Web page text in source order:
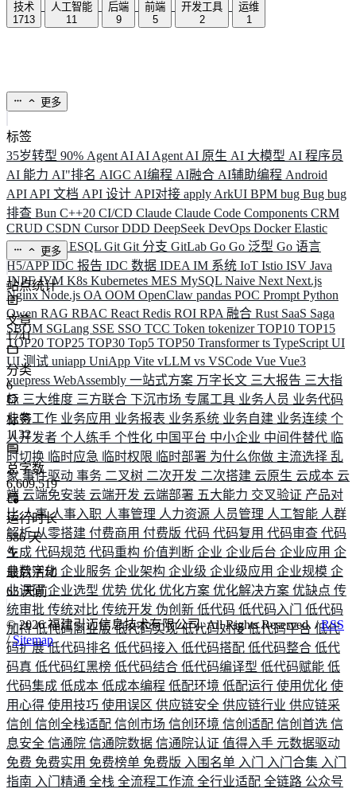
技术
1713
人工智能
11
后端
9
前端
5
开发工具
2
运维
1
更多
标签
35岁转型 90% Agent AI AI Agent AI 原生 AI 大模型 AI 程序员
AI 能力 AI"排名 AIGC AI编程 AI融合 AI辅助编程 Android
API API 文档 API 设计 API对接 apply ArkUI BPM bug Bug bug
排查 Bun C++20 CI/CD Claude Claude Code Components CRM
CRUD CSDN CursorDDD DeepSeek DevOps DockerElastic
ELK ElysiaESQL Git Git 分支 GitLab Go Go 泛型 Go 语言
H5/APPIDC 报告 IDC 数据 IDEA IM 系统 IoT Istio ISV Java
JNPFJVM K8s Kubernetes MES MySQL Naive Next Next.js
NginxNode.js OA OOM OpenClaw pandas POC Prompt Python
Qwen RAG RBAC React Redis ROI RPA 融合 Rust SaaS Saga
SBOM SGLang SSE SSO TCC Token tokenizerTOP10 TOP15
TOP20 TOP25 TOP30 Top5 TOP50 Transformerts TypeScript UI
UI 测试 uniapp UniApp Vite vLLM vs VSCode Vue Vue3
vuepress WebAssembly 一站式方案 万字长文 三大报告 三大指
标 三大维度 三方联合 下沉市场 专属工具 业务人员 业务代码
业务工作 业务应用 业务报表 业务系统 业务自建 业务连续 个
人开发者 个人练手 个性化 中国平台 中小企业 中间件替代 临
时切换 临时应急 临时权限 临时部署 为什么你做 主流选择 乱
象 事件驱动 事务 二叉树 二次开发 二次搭建 云原生 云成本 云
端 云端免安装 云端开发 云端部署 五大能力 交叉验证 产品对
比人事人事入职 人事管理 人力资源 人员管理 人工智能 人群
解析从零搭建 付费商用 付费版 代码 代码复用 代码审查 代码
生成 代码规范 代码重构 价值判断 企业 企业后台 企业应用 企
业数字化 企业服务 企业架构 企业级 企业级应用 企业规模 企
业调研企业选型 优势 优化 优化方案 优化解决方案 优缺点 传
统审批 传统对比 传统开发 伪创新 低代码 低代码入门 低代码
加持低代码商业版低代码实现低代码对接低代码平台 低代
码扩展低代码排名 低代码接入 低代码搭配 低代码整合 低代
码真 低代码红黑榜 低代码结合 低代码编译型 低代码赋能 低
代码集成 低成本 低成本编程 低配环境 低配运行 使用优化 使
用心得 使用技巧 使用误区 供应链安全 供应链行业 供应链采
信创 信创全栈适配 信创市场 信创环境 信创适配 信创首选 信
息安全 信通院 信通院数据 信通院认证 值得入手 元数据驱动
免费 免费实用 免费榜单 免费版 入围名单 入门 入门合集 入门
指南 入门精通 全栈 全流程工作流 全行业适配 全链路 公众号
更多
站点统计
文章
1741
分类
6
标签
1132
总字数
6,609,519
运行时长
586 天
最后活动
65 天前
©2026福建引迈信息技术有限公司. All Rights Reserved. /RSS
/Sitemap